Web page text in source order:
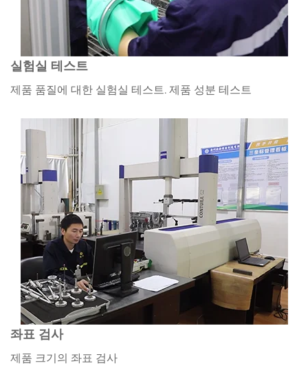
실험실 테스트
제품 품질에 대한 실험실 테스트. 제품 성분 테스트
좌표 검사
제품 크기의 좌표 검사